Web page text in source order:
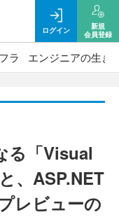
ログイン
新規
会員登録
ラ エンジニアの生き
る「Visual
、ASP.NET
レビューの